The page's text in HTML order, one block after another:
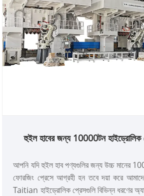
হুইল হাবের জন্য 10000টন হাইড্রোলিক
আপনি যদি হুইল হাব পণ্যগুলির জন্য উচ্চ মানের
ফোরজিং প্রেসে আগ্রহী হন তবে দয়া করে
Taitian হাইড্রোলিক প্রেসগুলি বিভিন্ন ধরণের